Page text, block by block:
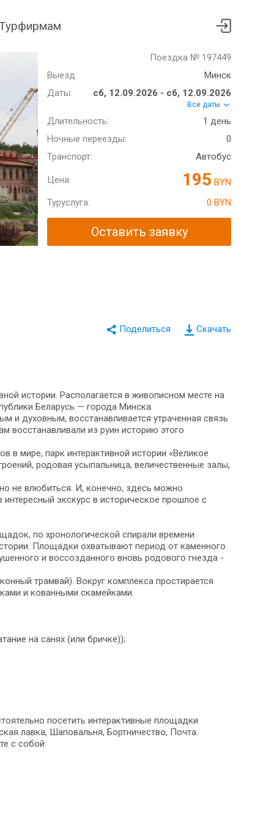
Поездка № 197449
Выезд:
Минск
Даты:
сб, 12.09.2026 - сб, 12.09.2026
Все даты
Длительность:
1 день
Ночные переезды:
0
Транспорт:
Автобус
Цена: 195 BYN
Туруслуга:
0 BYN
Оставить заявку
Скачать
истории. Располагается в живописном месте на
Беларусь — города Минска.
и духовным, восстанавливается утраченная связь
восстанавливали из руин историю этого
в мире, парк интерактивной истории «Великое
родовая усыпальница, величественные залы,
не влюбиться. И, конечно, здесь можно
экскурс в историческое прошлое с
по хронологической спирали времени
Площадки охватывают период от каменного
и воссозданного вновь родового гнезда -
трамвай). Вокруг комплекса простирается
и кованными скамейками.
на санях (или бричке));
посетить интерактивные площадки
лавка, Шаповальня, Бортничество, Почта.
с собой